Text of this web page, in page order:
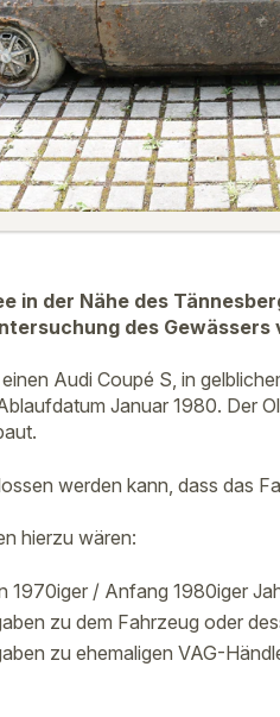
in der Nähe des
des
Audi Coupé S, in
Januar 1980. Der
werden kann, dass das
hierzu wären:
1970iger / Anfang 1980iger
zu dem Fahrzeug oder
zu ehemaligen VAG-